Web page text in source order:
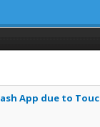
App due to